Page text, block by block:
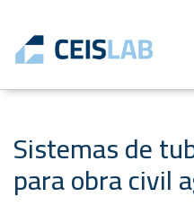
Sistemas de
para obra civil